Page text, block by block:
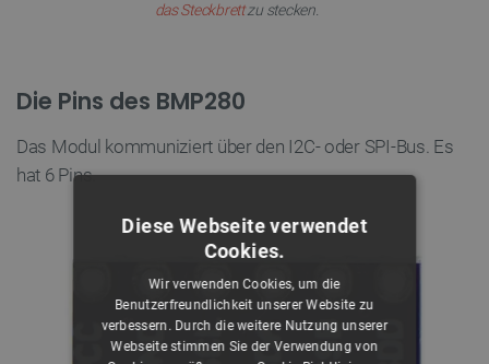
das Steckbrettzu stecken.
Die Pins des BMP280
Das Modul kommuniziert über den I2C- oder SPI-Bus. Es
hat 6 Pins.
Diese Webseite verwendet
Cookies.
Wir verwenden Cookies, um die
Benutzerfreundlichkeit unserer Website zu
verbessern. Durch die weitere Nutzung unserer
Webseite stimmen Sie der Verwendung von